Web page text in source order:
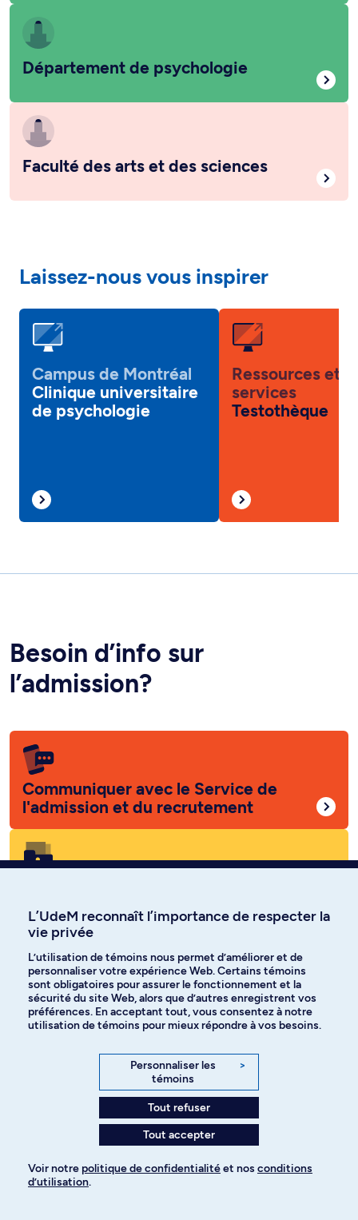
Département de psychologie
Faculté des arts et des sciences
Laissez-nous vous inspirer
Campus de Montréal
Clinique universitaire
de psychologie
Ressources et
services
Testothèque
Besoin d’info sur
l’admission?
Communiquer avec le Service de
l'admission et du recrutement
Voir nos réponses instantanées
sur l'admission
Programmes à explorer
Plus de choix au bout des doigts
Mettez les chances de votre côté en ajoutant plusieurs
programmes à votre demande d’admission. Voici d’autres
L’UdeM reconnaît l’importance de respecter la
vie privée
L’utilisation de témoins nous permet d’améliorer et de
personnaliser votre expérience Web. Certains témoins
sont obligatoires pour assurer le fonctionnement et la
sécurité du site Web, alors que d’autres enregistrent vos
préférences. En acceptant tout, vous consentez à notre
utilisation de témoins pour mieux répondre à vos besoins.
Personnaliser les
témoins
>
Tout refuser
Tout accepter
Voir notre politique de confidentialitéet nos conditions
d’utilisation.